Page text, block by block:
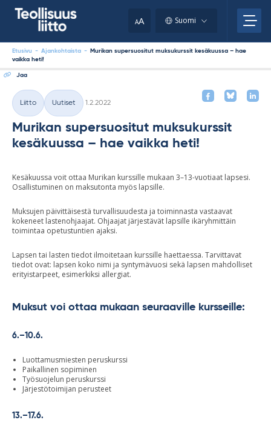
AA Suomi
Etusivu - Ajankohtaista -
Murikan supersuositut muksukurssit kesäkuussa – hae
vaikka heti!
Jaa
Kategoriat
Liitto Uutiset
1.2.2022
Murikan supersuositut muksukurssit
kesäkuussa – hae vaikka heti!
Kesäkuussa voit ottaa Murikan kurssille mukaan 3–13-vuotiaat lapsesi.
Osallistuminen on maksutonta myös lapsille.
Muksujen päivittäisestä turvallisuudesta ja toiminnasta vastaavat
kokeneet lastenohjaajat. Ohjaajat järjestävät lapsille ikäryhmittäin
toimintaa opetustuntien ajaksi.
Lapsen tai lasten tiedot ilmoitetaan kurssille haettaessa. Tarvittavat
tiedot ovat: lapsen koko nimi ja syntymävuosi sekä lapsen mahdolliset
erityistarpeet, esimerkiksi allergiat.
Muksut voi ottaa mukaan seuraaville kursseille:
6.–10.6.
Luottamusmiesten peruskurssi
Paikallinen sopiminen
Työsuojelun peruskurssi
Järjestötoimijan perusteet
13.–17.6.
clipboard.)